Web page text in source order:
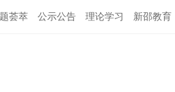
荟萃 公示公告 理论学习 新邵教育